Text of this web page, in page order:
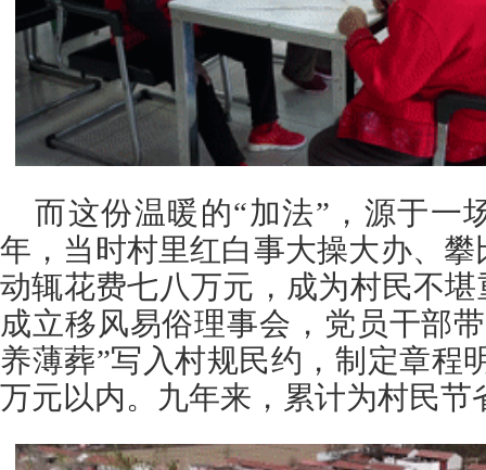
而这份温暖的“加法”，源于一
年，当时村里红白事大操大办、
动辄花费七八万元，成为村民不
成立移风易俗理事会，党员干部
养薄葬”写入村规民约，制定章程
万元以内。九年来，累计为村民节